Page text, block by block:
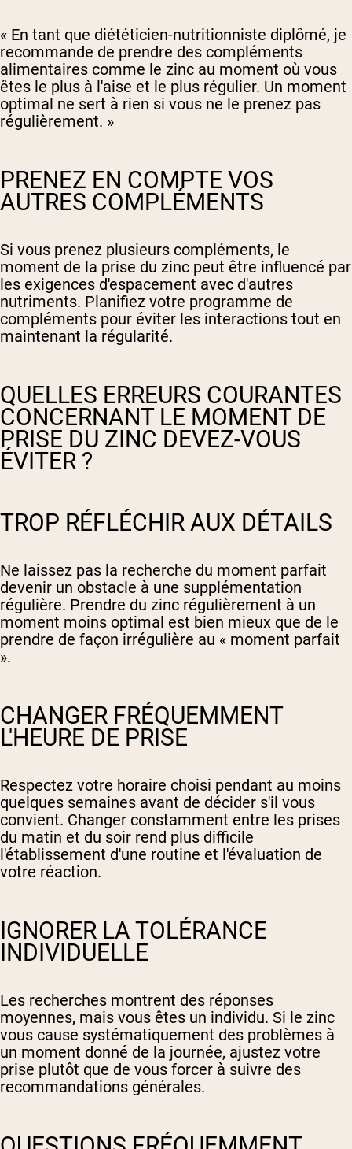
« En tant que diététicien-nutritionniste diplômé, je
recommande de prendre des compléments
alimentaires comme le zinc au moment où vous
êtes le plus à l'aise et le plus régulier. Un moment
optimal ne sert à rien si vous ne le prenez pas
régulièrement. »
PRENEZ EN COMPTE VOS
AUTRES COMPLÉMENTS
Si vous prenez plusieurs compléments, le
moment de la prise du zinc peut être influencé par
les exigences d'espacement avec d'autres
nutriments. Planifiez votre programme de
compléments pour éviter les interactions tout en
maintenant la régularité.
QUELLES ERREURS COURANTES
CONCERNANT LE MOMENT DE
PRISE DU ZINC DEVEZ-VOUS
ÉVITER ?
TROP RÉFLÉCHIR AUX DÉTAILS
Ne laissez pas la recherche du moment parfait
devenir un obstacle à une supplémentation
régulière. Prendre du zinc régulièrement à un
moment moins optimal est bien mieux que de le
prendre de façon irrégulière au « moment parfait
».
CHANGER FRÉQUEMMENT
L'HEURE DE PRISE
Respectez votre horaire choisi pendant au moins
quelques semaines avant de décider s'il vous
convient. Changer constamment entre les prises
du matin et du soir rend plus difficile
l'établissement d'une routine et l'évaluation de
votre réaction.
IGNORER LA TOLÉRANCE
INDIVIDUELLE
Les recherches montrent des réponses
moyennes, mais vous êtes un individu. Si le zinc
vous cause systématiquement des problèmes à
un moment donné de la journée, ajustez votre
prise plutôt que de vous forcer à suivre des
recommandations générales.